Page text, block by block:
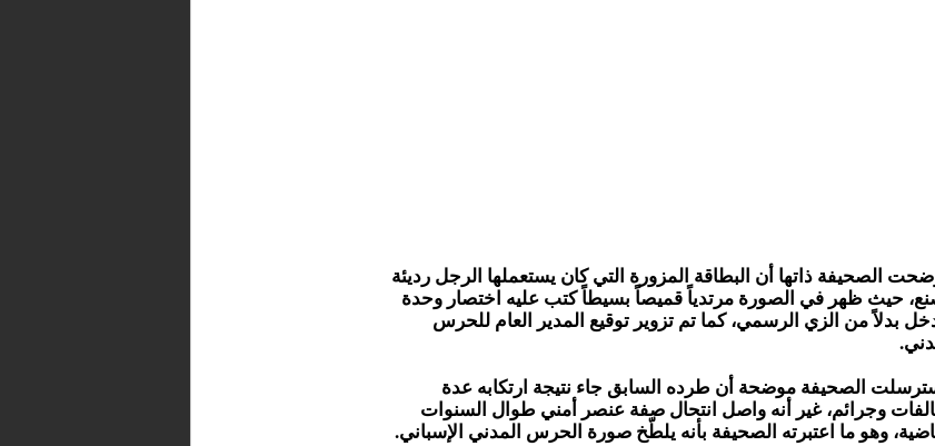
الصحيفة ذاتها أن البطاقة المزورة التي كان يستعملها الرجل رديئة
حيث ظهر في الصورة مرتدياً قميصاً بسيطاً كتب عليه اختصار وحدة
بدلاً من الزي الرسمي، كما تم تزوير توقيع المدير العام للحرس
الصحيفة موضحة أن طرده السابق جاء نتيجة ارتكابه عدة
وجرائم، غير أنه واصل انتحال صفة عنصر أمني طوال السنوات
وهو ما اعتبرته الصحيفة بأنه يلطّخ صورة الحرس المدني الإسباني.